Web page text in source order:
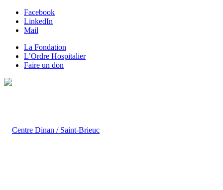
Facebook
LinkedIn
Mail
La Fondation
L’Ordre Hospitalier
Faire un don